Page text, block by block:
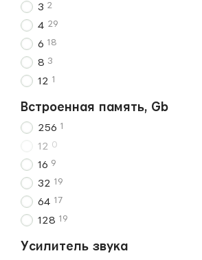
3 2
4 29
6 18
8 3
12 1
Встроенная память, Gb
256 1
12 0
16 9
32 19
64 17
128 19
Усилитель звука